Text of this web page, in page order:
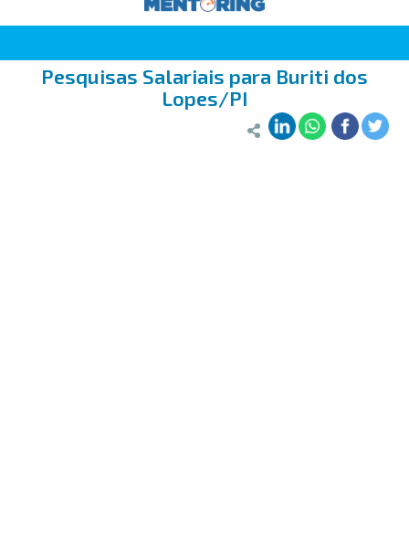
Pesquisas Salariais para Buriti dos
Lopes/PI